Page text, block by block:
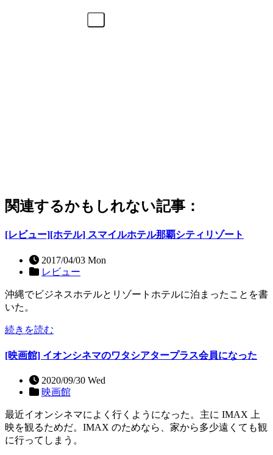
関連するかもしれない記事：
[レビュー][ホテル] スマイルホテル那覇シティリゾート
2017/04/03 Mon
レビュー
沖縄でビジネスホテルとリゾートホテルに泊まったことを書
いた。
続きを読む
[映画館] イオンシネマのワタシアタープラス会員になった
2020/09/30 Wed
映画館
最近イオンシネマによく行くようになった。主に IMAX 上
映を観るためだ。IMAX のためなら、家から多少遠くても観
に行ってしまう。